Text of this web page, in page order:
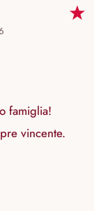
famiglia!
vincente.